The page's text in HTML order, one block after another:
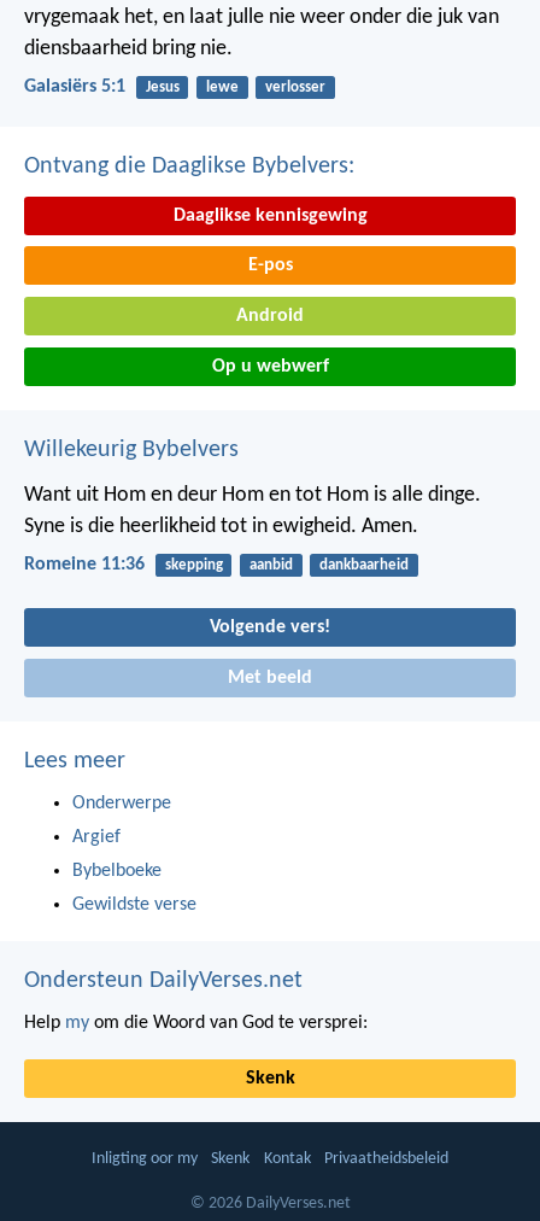
vrygemaak het, en laat julle nie weer onder die juk van
diensbaarheid bring nie.
Galasiërs 5:1 Jesus lewe verlosser
Ontvang die Daaglikse Bybelvers:
Daaglikse kennisgewing
E-pos
Android
Op u webwerf
Willekeurig Bybelvers
Want uit Hom en deur Hom en tot Hom is alle dinge.
Syne is die heerlikheid tot in ewigheid. Amen.
Romeine 11:36 skepping aanbid dankbaarheid
Volgende vers!
Met beeld
Lees meer
Onderwerpe
Argief
Bybelboeke
Gewildste verse
Ondersteun DailyVerses.net
Help my om die Woord van God te versprei:
Skenk
Inligting oor my Skenk Kontak Privaatheidsbeleid
© 2026 DailyVerses.net